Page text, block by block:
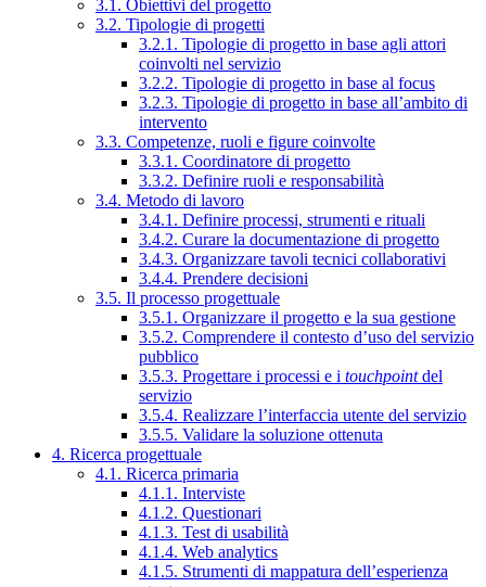
3.1. Obiettivi del progetto
3.2. Tipologie di progetti
3.2.1. Tipologie di progetto in base agli attori
coinvolti nel servizio
3.2.2. Tipologie di progetto in base al focus
3.2.3. Tipologie di progetto in base all’ambito di
intervento
3.3. Competenze, ruoli e figure coinvolte
3.3.1. Coordinatore di progetto
3.3.2. Definire ruoli e responsabilità
3.4. Metodo di lavoro
3.4.1. Definire processi, strumenti e rituali
3.4.2. Curare la documentazione di progetto
3.4.3. Organizzare tavoli tecnici collaborativi
3.4.4. Prendere decisioni
3.5. Il processo progettuale
3.5.1. Organizzare il progetto e la sua gestione
3.5.2. Comprendere il contesto d’uso del servizio
pubblico
3.5.3. Progettare i processi e i touchpointdel
servizio
3.5.4. Realizzare l’interfaccia utente del servizio
3.5.5. Validare la soluzione ottenuta
4. Ricerca progettuale
4.1. Ricerca primaria
4.1.1. Interviste
4.1.2. Questionari
4.1.3. Test di usabilità
4.1.4. Web analytics
4.1.5. Strumenti di mappatura dell’esperienza